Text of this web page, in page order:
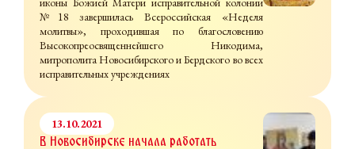
№18 завершилась Всероссийская «Неделя
молитвы», проходившая по благословению
Высокопреосвященнейшего Никодима,
митрополита Новосибирского и Бердского во всех
исправительных учреждениях
13.10.2021
В Новосибирске начала работать